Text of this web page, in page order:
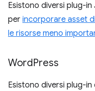
Esistono diversi plug-
per incorporare asset
le risorse meno
WordPress
Esistono diversi plug-